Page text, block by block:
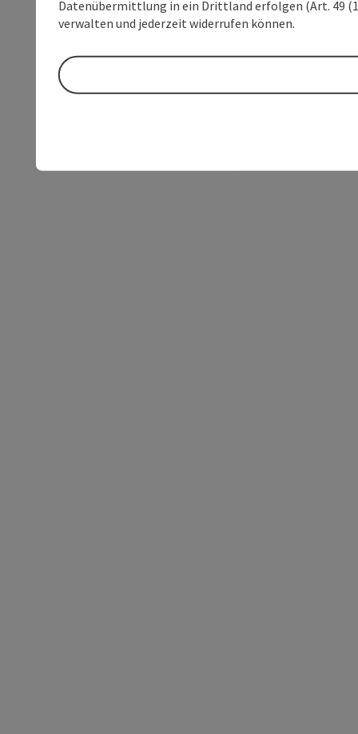
Datenübermittlung in ein Drittland erfolgen (Art. 49
verwalten und jederzeit widerrufen können.